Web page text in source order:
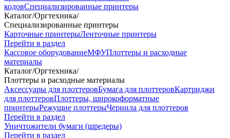
кодовСпециализированные принтеры
Каталог/Оргтехника/
Специализированные принтеры
Карточные принтерыЛенточные принтеры
Перейти в раздел
Кассовое оборудованиеМФУПлоттеры и расходные
материалы
Каталог/Оргтехника/
Плоттеры и расходные материалы
Аксессуары для плоттеровБумага для плоттеровКартриджи
для плоттеровПлоттеры, широкоформатные
принтерыРежущие плоттерыЧернила для плоттеров
Перейти в раздел
Уничтожители бумаги (шредеры)
Перейти в раздел